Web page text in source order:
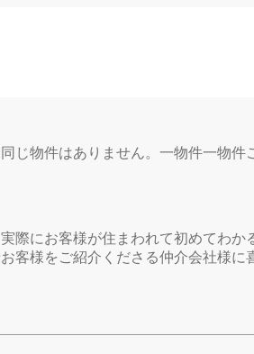
物件はありません。一物件一物
にお客様が住まわれて初めてわ
様をご紹介くださる仲介会社様